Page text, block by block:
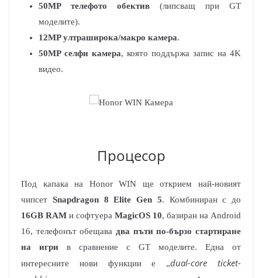
50MP телефото обектив (липсващ при GT
моделите).
12MP ултраширока/макро камера.
50MP селфи камера, която поддържа запис на 4K
видео.
Процесор
Под капака на Honor WIN ще открием най-новият
чипсет Snapdragon 8 Elite Gen 5. Комбиниран с до
16GB RAM и софтуера MagicOS 10, базиран на Android
16, телефонът обещава два пъти по-бързо стартиране
на игри в сравнение с GT моделите. Една от
интересните нови функции е „dual-core ticket-